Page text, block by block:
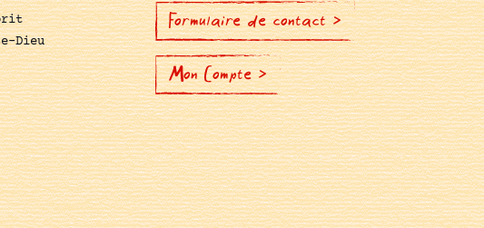
Dieu
Formulaire de contact >
Mon Compte >